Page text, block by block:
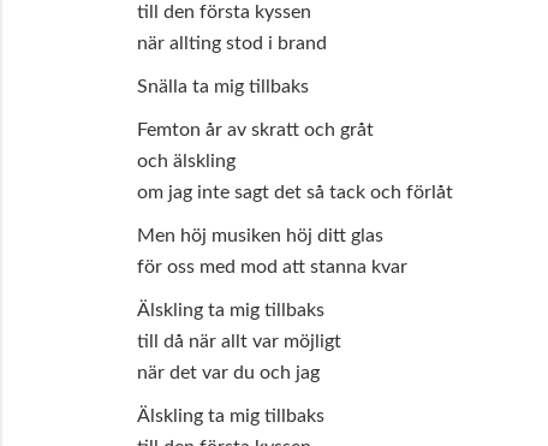
till den första kyssen
när allting stod i brand
Snälla ta mig tillbaks
Femton år av skratt och gråt
och älskling
om jag inte sagt det så tack och förlåt
Men höj musiken höj ditt glas
för oss med mod att stanna kvar
Älskling ta mig tillbaks
till då när allt var möjligt
när det var du och jag
Älskling ta mig tillbaks